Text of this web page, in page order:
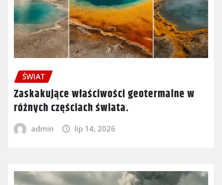
ŚWIAT
Zaskakujące właściwości geotermalne w
różnych częściach świata.
admin lip 14, 2026